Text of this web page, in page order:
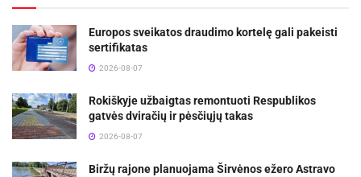
Europos sveikatos draudimo kortelę gali pakeisti
sertifikatas
2026-08-07
Rokiškyje užbaigtas remontuoti Respublikos
gatvės dviračių ir pėsčiųjų takas
2026-08-07
Biržų rajone planuojama Širvėnos ežero Astravo